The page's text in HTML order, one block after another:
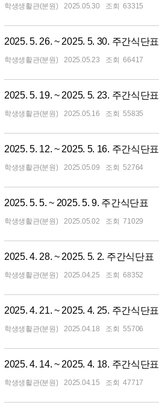
학생생활관(분원) 2025.05.30 63315
2025. 5. 26. ~ 2025. 5. 30. 주간식단표
학생생활관(분원) 2025.05.23 66417
2025. 5. 19. ~ 2025. 5. 23. 주간식단표
학생생활관(분원) 2025.05.16 55835
2025. 5. 12. ~ 2025. 5. 16. 주간식단표
학생생활관(분원) 2025.05.09 52764
2025. 5. 5. ~ 2025. 5. 9. 주간식단표
학생생활관(분원) 2025.05.02 71029
2025. 4. 28. ~ 2025. 5. 2. 주간식단표
학생생활관(분원) 2025.04.25 68352
2025. 4. 21. ~ 2025. 4. 25. 주간식단표
학생생활관(분원) 2025.04.18 55706
2025. 4. 14. ~ 2025. 4. 18. 주간식단표
학생생활관(분원) 2025.04.15 47717